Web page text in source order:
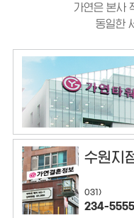
가연은 본사
동일한
수원지
031)
234-5555